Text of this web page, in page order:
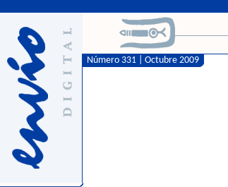
Número 331 | Octubre 2009